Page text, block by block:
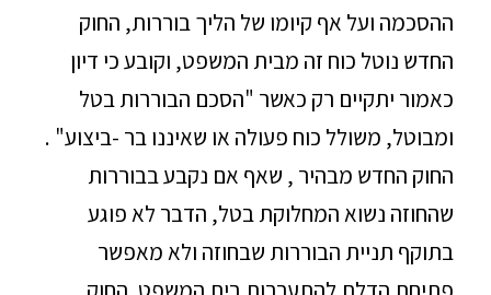
ההסכמה ועל אף קיומו של הליך בוררות, החוק
החדש נוטל כוח זה מבית המשפט, וקובע כי דיון
כאמור יתקיים רק כאשר "הסכם הבוררות בטל
ומבוטל, משולל כוח פעולה או שאיננו בר -ביצוע" .
החוק החדש מבהיר , שאף אם נקבע בבוררות
שהחוזה נשוא המחלוקת בטל, הדבר לא פוגע
בתוקף תניית הבוררות שבחוזה ולא מאפשר